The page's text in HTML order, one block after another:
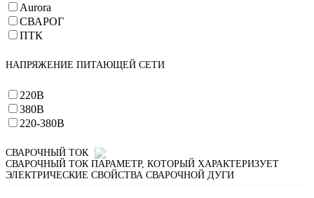
Aurora
СВАРОГ
ПТК
НАПРЯЖЕНИЕ ПИТАЮЩЕЙ СЕТИ
220В
380В
220-380В
СВАРОЧНЫЙ ТОК
СВАРОЧНЫЙ ТОК ПАРАМЕТР, КОТОРЫЙ ХАРАКТЕРИЗУЕТ
ЭЛЕКТРИЧЕСКИЕ СВОЙСТВА СВАРОЧНОЙ ДУГИ